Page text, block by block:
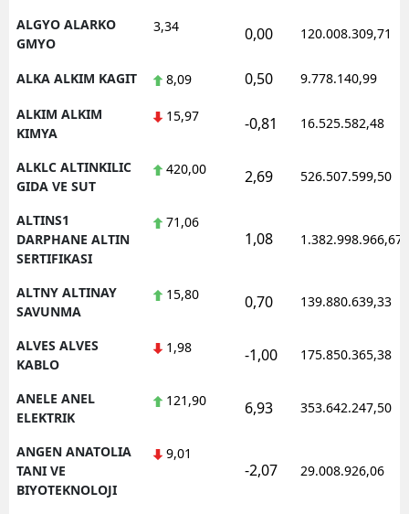
ALGYO ALARKO
GMYO
3,34 0,00 120.008.309,71
ALKA ALKIM KAGIT 8,09 0,50 9.778.140,99
ALKIM ALKIM
KIMYA
15,97 -0,81 16.525.582,48
ALKLC ALTINKILIC
GIDA VE SUT
420,00 2,69 526.507.599,50
ALTINS1
DARPHANE ALTIN
SERTIFIKASI
71,06
1,08 1.382.998.966,67
ALTNY ALTINAY
SAVUNMA
15,80 0,70 139.880.639,33
ALVES ALVES
KABLO
1,98 -1,00 175.850.365,38
ANELE ANEL
ELEKTRIK
121,90 6,93 353.642.247,50
ANGEN ANATOLIA
TANI VE
BIYOTEKNOLOJI
9,01
-2,07 29.008.926,06